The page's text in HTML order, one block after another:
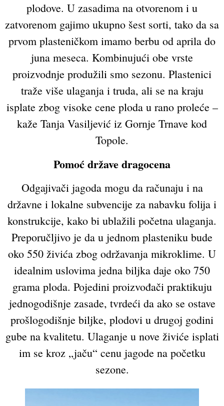
plodove. U zasadima na otvorenom i u
zatvorenom gajimo ukupno šest sorti, tako da sa
prvom plasteničkom imamo berbu od aprila do
juna meseca. Kombinujući obe vrste
proizvodnje produžili smo sezonu. Plastenici
traže više ulaganja i truda, ali se na kraju
isplate zbog visoke cene ploda u rano proleće –
kaže Tanja Vasiljević iz Gornje Trnave kod
Topole.
Pomoć države dragocena
Odgajivači jagoda mogu da računaju i na
državne i lokalne subvencije za nabavku folija i
konstrukcije, kako bi ublažili početna ulaganja.
Preporučljivo je da u jednom plasteniku bude
oko 550 živića zbog održavanja mikroklime. U
idealnim uslovima jedna biljka daje oko 750
grama ploda. Pojedini proizvođači praktikuju
jednogodišnje zasade, tvrdeći da ako se ostave
prošlogodišnje biljke, plodovi u drugoj godini
gube na kvalitetu. Ulaganje u nove živiće isplati
im se kroz „jaču“ cenu jagode na početku
sezone.